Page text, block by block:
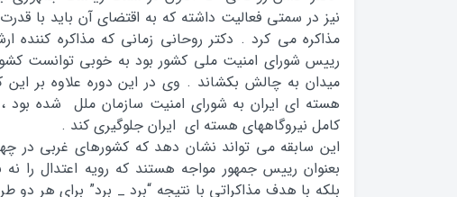
نیز در سمتی فعالیت داشته که به اقتضای آن باید با
مذاکره می کرد . دكتر روحانی زمانی که مذاکره کننده
رییس شورای امنیت ملی کشور بود به خوبی توانست
میدان به چالش بکشاند . وی در این دوره علاوه بر این
هسته ای ایران به شورای امنیت سازمان ملل شده بود
کامل نیروگاههای هسته ای ایران جلوگیری کند .
این سابقه می تواند نشان دهد که کشورهای غربی در
بعنوان رییس جمهور مواجه هستند که رویه اعتدال را
بلکه با هدف مذاکراتی با نتیجه “برد _ برد” برای هر دو